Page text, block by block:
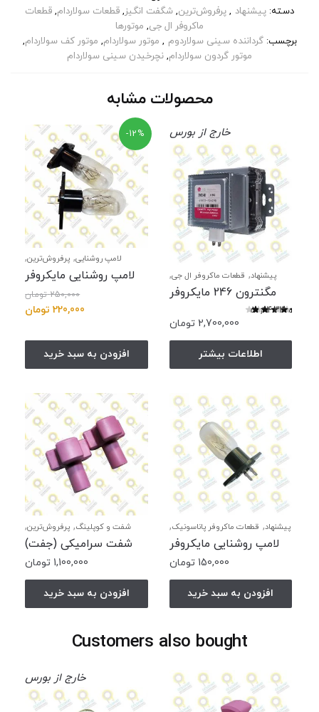
دسته: پیشنهاد , پرفروش‌ترین, شگفت انگیز, قطعات سولاردام, قطعات
ماکروفر ال جی, موتورها
برچسب:گرداننده سینی سولاردوم , موتور سولاردام, موتور کف سولاردام,
موتور گردون سولاردام, نچرخیدن سینی سولاردام
محصولات مشابه
خارج از بورس
پیشنهاد, قطعات ماکروفر ال جی,
مگنترون ها , های ولتاژ
مگنترون 246 مایکروفر
نمره4.33از 5
2,700,000 تومان
اطلاعات بیشتر
-12%
لامپ روشنایی, پرفروش‌ترین,
,شگفت انگیز ,قطعات
ماکروفر ال جی,قطعات ماکروفر
سامسونگ
لامپ روشنایی مایکروفر
(جفت) ال جی و
سامسونگ
250,000 تومان
قیمت
250,000 تومان
بود.
220,000 تومانقیمت
220,000
افزودن به سبد خرید
پیشنهاد, قطعات ماکروفر پاناسونیک,
قطعات ماکروفر سامسونگ,
لامپ
روشنایی,ویژه
لامپ روشنایی مایکروفر
150,000 تومان
افزودن به سبد خرید
شفت و کوپلینگ, پرفروش‌ترین,
پیشنهاد شگفت انگیز,
قطعات
سولاردام ,قطعات ماکروفر ال جی
شفت سرامیکی (جفت)
سولاردام ال جی
1,100,000 تومان
افزودن به سبد خرید
Customers also bought
خارج از بورس